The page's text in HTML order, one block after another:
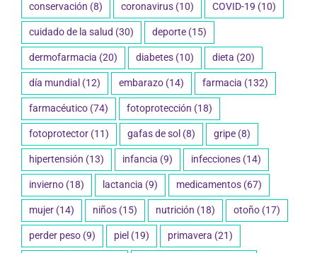
conservación (8) coronavirus (10) COVID-19 (10)
cuidado de la salud (30) deporte (15)
dermofarmacia (20) diabetes (10) dieta (20)
día mundial (12) embarazo (14) farmacia (132)
farmacéutico (74) fotoprotección (18)
fotoprotector (11) gafas de sol (8) gripe (8)
hipertensión (13) infancia (9) infecciones (14)
invierno (18) lactancia (9) medicamentos (67)
mujer (14) niños (15) nutrición (18) otoño (17)
perder peso (9) piel (19) primavera (21)